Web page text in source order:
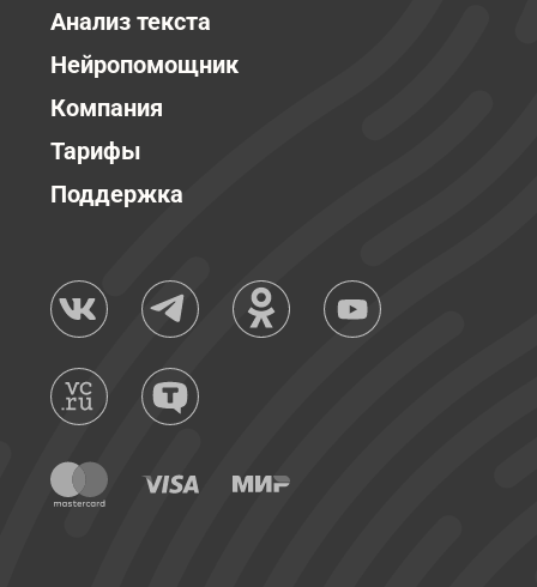
Анализ текста
Нейропомощник
Компания
Тарифы
Поддержка